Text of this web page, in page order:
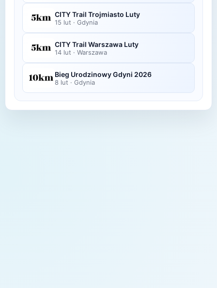
CITY Trail Trojmiasto Luty
15 lut · Gdynia
CITY Trail Warszawa Luty
14 lut · Warszawa
Bieg Urodzinowy Gdyni 2026
8 lut · Gdynia